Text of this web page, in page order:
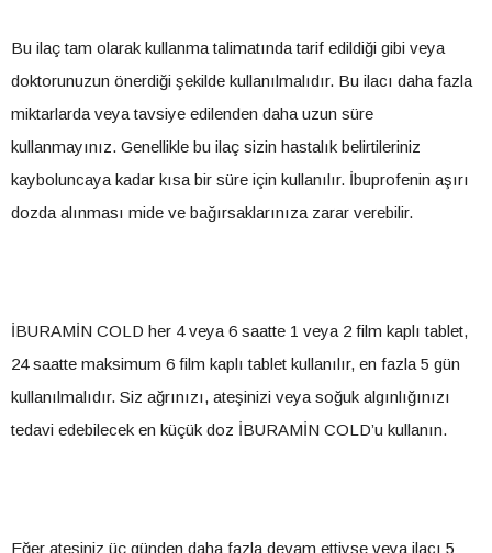
Bu ilaç tam olarak kullanma talimatında tarif edildiği gibi veya
doktorunuzun önerdiği şekilde kullanılmalıdır. Bu ilacı daha fazla
miktarlarda veya tavsiye edilenden daha uzun süre
kullanmayınız. Genellikle bu ilaç sizin hastalık belirtileriniz
kayboluncaya kadar kısa bir süre için kullanılır. İbuprofenin aşırı
dozda alınması mide ve bağırsaklarınıza zarar verebilir.
İBURAMİN COLD her 4 veya 6 saatte 1 veya 2 film kaplı tablet,
24 saatte maksimum 6 film kaplı tablet kullanılır, en fazla 5 gün
kullanılmalıdır. Siz ağrınızı, ateşinizi veya soğuk algınlığınızı
tedavi edebilecek en küçük doz İBURAMİN COLD’u kullanın.
Eğer ateşiniz üç günden daha fazla devam ettiyse veya ilacı 5